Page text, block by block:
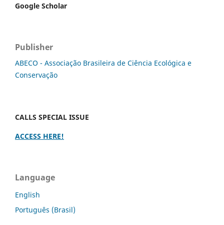
Google Scholar
Publisher
ABECO - Associação Brasileira de Ciência Ecológica e
Conservação
CALLS SPECIAL ISSUE
ACCESS HERE!
Language
English
Português (Brasil)